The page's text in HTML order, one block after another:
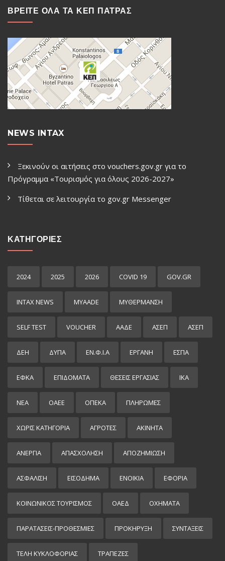
ΒΡΕΙΤΕ ΟΛΑ ΤΑ ΚΕΠ ΠΑΤΡΑΣ
NEWS INTAX
Ξεκινούν οι αιτήσεις στο vouchers.gov.gr για το
Πρόγραμμα «Τουρισμός για όλους 2026-2027»
Τίθεται σε λειτουργία το gov.gr Μessenger
ΚΑΤΗΓΟΡΙΕΣ
2024 2025 2026 COVID 19 GOV.GR
INTAX NEWS MYAADE MYΘΈΡΜΑΝΣΗ
SELF TEST VOUCHER ΑΑΔΕ ΑΣΕΠ ΑΣΕΠ
ΔΕΗ ΔΥΠΑ ΕΝ.Φ.Ι.Α ΕΡΓΑΝΗ ΕΣΠΑ
ΕΦΚΑ ΕΠΙΔΌΜΑΤΑ ΘΕΣΕΙΣ ΕΡΓΑΣΙΑΣ ΙΚΑ
ΝΕΑ ΟΑΕΕ ΟΠΕΚΑ ΠΛΗΡΩΜΕΣ
ΧΩΡΊΣ ΚΑΤΗΓΟΡΊΑ ΑΓΡΟΤΕΣ ΑΚΙΝΗΤΑ
ΑΝΕΡΓΙΑ ΑΠΑΣΧΟΛΗΣΗ ΑΠΟΖΗΜΙΩΣΗ
ΑΣΦΑΛΙΣΗ ΕΙΣΌΔΗΜΑ ΕΝΟΙΚΙΑ ΕΦΟΡΙΑ
ΚΟΙΝΩΝΙΚΟΣ ΤΟΥΡΙΣΜΟΣ ΟΑΕΔ ΟΧΗΜΑΤΑ
ΠΑΡΑΤΑΣΕΙΣ-ΠΡΟΘΕΣΜΙΕΣ ΠΡΟΚΉΡΥΞΗ ΣΥΝΤΑΞΕΙΣ
ΤΕΛΗ ΚΥΚΛΟΦΟΡΙΑΣ ΤΡΑΠΕΖΕΣ